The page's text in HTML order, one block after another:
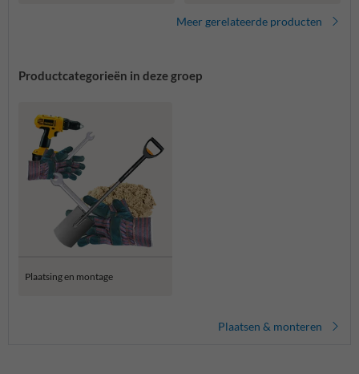
Meer gerelateerde producten
Productcategorieën in deze groep
Plaatsing en montage
Plaatsen & monteren